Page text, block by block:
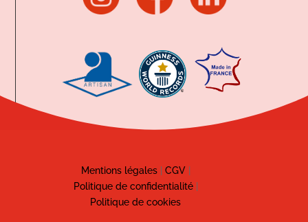
Mentions légales| CGV|
Politique de confidentialité|
Politique de cookies